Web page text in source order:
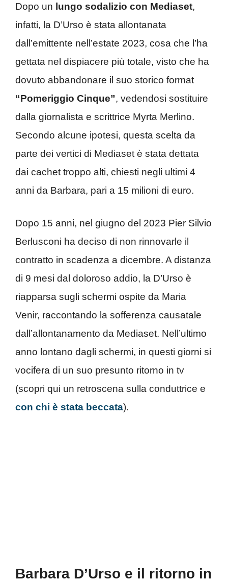
Dopo un lungo sodalizio con Mediaset,
infatti, la D’Urso è stata allontanata
dall’emittente nell’estate 2023, cosa che l’ha
gettata nel dispiacere più totale, visto che ha
dovuto abbandonare il suo storico format
“Pomeriggio Cinque”, vedendosi sostituire
dalla giornalista e scrittrice Myrta Merlino.
Secondo alcune ipotesi, questa scelta da
parte dei vertici di Mediaset è stata dettata
dai cachet troppo alti, chiesti negli ultimi 4
anni da Barbara, pari a 15 milioni di euro.
Dopo 15 anni, nel giugno del 2023 Pier Silvio
Berlusconi ha deciso di non rinnovarle il
contratto in scadenza a dicembre. A distanza
di 9 mesi dal doloroso addio, la D’Urso è
riapparsa sugli schermi ospite da Maria
Venir, raccontando la sofferenza causatale
dall’allontanamento da Mediaset. Nell’ultimo
anno lontano dagli schermi, in questi giorni si
vocifera di un suo presunto ritorno in tv
(scopri qui un retroscena sulla conduttrice e
con chi è stata beccata).
Barbara D’Urso e il ritorno in